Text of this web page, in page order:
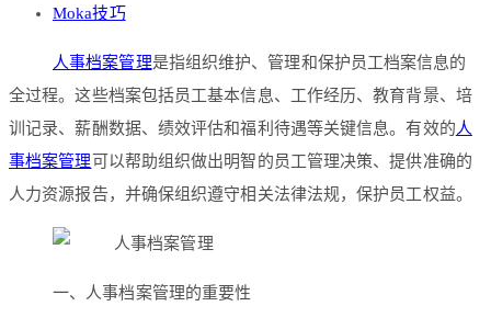
Moka技巧
人事档案管理是指组织维护、管理和保护员工档案信息的
全过程。这些档案包括员工基本信息、工作经历、教育背景、培
训记录、薪酬数据、绩效评估和福利待遇等关键信息。有效的人
事档案管理 可以帮助组织做出明智的员工管理决策、提供准确的
人力资源报告，并确保组织遵守相关法律法规，保护员工权益。
一、人事档案管理的重要性